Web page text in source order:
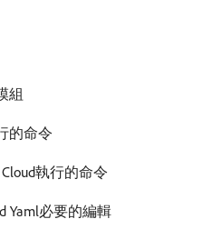
組
的命令
執行的命令
Yaml必要的編輯